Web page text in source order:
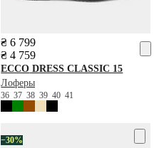
₴ 6 799
₴ 4 759
ECCO DRESS CLASSIC 15
Лоферы
363738394041
−30%